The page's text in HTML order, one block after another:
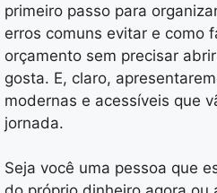
primeiro passo para
erros comuns evitar e como
orçamento sem precisar
gosta. E, claro,
modernas e acessíveis que
jornada.
Seja você uma pessoa que